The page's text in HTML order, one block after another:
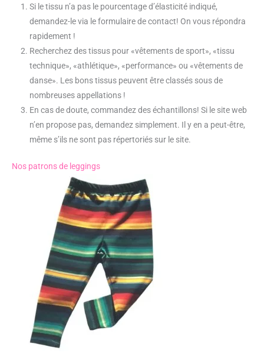
Si le tissu n’a pas le pourcentage d’élasticité indiqué,
demandez-le via le formulaire de contact! On vous répondra
rapidement !
Recherchez des tissus pour «vêtements de sport», «tissu
technique», «athlétique», «performance» ou «vêtements de
danse». Les bons tissus peuvent être classés sous de
nombreuses appellations !
En cas de doute, commandez des échantillons! Si le site web
n’en propose pas, demandez simplement. Il y en a peut-être,
même s’ils ne sont pas répertoriés sur le site.
Nos patrons de leggings